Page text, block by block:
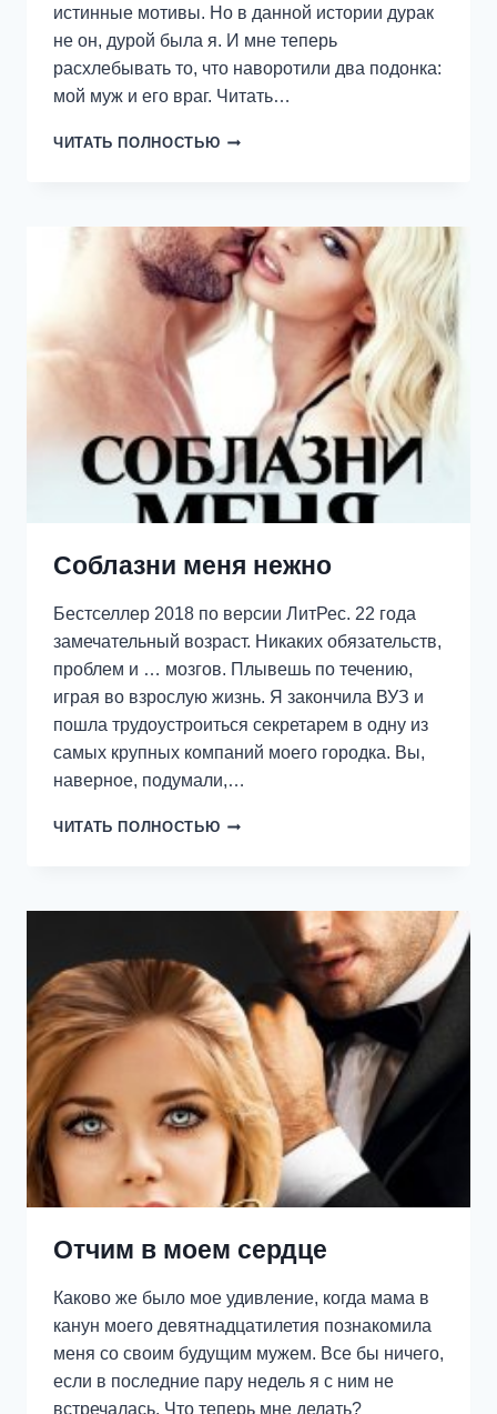
истинные мотивы. Но в данной истории дурак
не он, дурой была я. И мне теперь
расхлебывать то, что наворотили два подонка:
мой муж и его враг. Читать…
ЧИТАТЬ ПОЛНОСТЬЮ (НЕ)
Соблазни меня нежно
Бестселлер 2018 по версии ЛитРес. 22 года
замечательный возраст. Никаких обязательств,
проблем и … мозгов. Плывешь по течению,
играя во взрослую жизнь. Я закончила ВУЗ и
пошла трудоустроиться секретарем в одну из
самых крупных компаний моего городка. Вы,
наверное, подумали,…
ЧИТАТЬ ПОЛНОСТЬЮ СОБЛАЗНИ
Отчим в моем сердце
Каково же было мое удивление, когда мама в
канун моего девятнадцатилетия познакомила
меня со своим будущим мужем. Все бы ничего,
если в последние пару недель я с ним не
встречалась. Что теперь мне делать?